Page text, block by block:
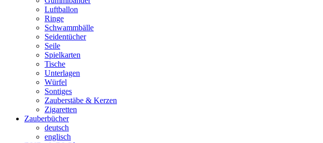
Luftballon
Ringe
Schwammbälle
Seidentücher
Seile
Spielkarten
Tische
Unterlagen
Würfel
Sontiges
Zauberstäbe & Kerzen
Zigaretten
Zauberbücher
deutsch
englisch